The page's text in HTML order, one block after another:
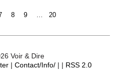
8 9 … 20
Voir & Dire
| Contact/Info/| | RSS 2.0